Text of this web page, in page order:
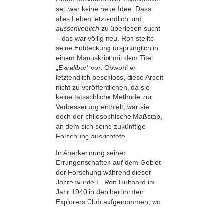
sei, war keine neue Idee. Dass
alles Leben letztendlich und
ausschließlich zu überleben sucht
– das war völlig neu. Ron stellte
seine Entdeckung ursprünglich in
einem Manuskript mit dem Titel
Excalibur“ vor. Obwohl er
letztendlich beschloss, diese Arbeit
nicht zu veröffentlichen, da sie
keine tatsächliche Methode zur
Verbesserung enthielt, war sie
doch der philosophische Maßstab,
an dem sich seine zukünftige
Forschung ausrichtete.
In Anerkennung seiner
Errungenschaften auf dem Gebiet
der Forschung während dieser
Jahre wurde L. Ron Hubbard im
Jahr 1940 in den berühmten
Explorers Club aufgenommen, wo